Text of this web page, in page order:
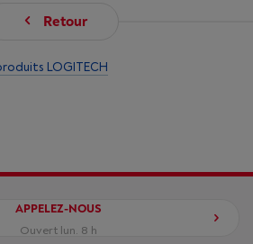
Retour
LOGITECH
APPELEZ-NOUS
Ouvert lun. 8 h